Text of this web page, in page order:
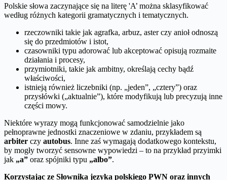
Polskie słowa zaczynające się na literę 'A’ można sklasyfikować
według różnych kategorii gramatycznych i tematycznych.
rzeczowniki takie jak agrafka, arbuz, aster czy anioł odnoszą
się do przedmiotów i istot,
czasowniki typu adorować lub akceptować opisują rozmaite
działania i procesy,
przymiotniki, takie jak ambitny, określają cechy bądź
właściwości,
istnieją również liczebniki (np. „jeden”, „cztery”) oraz
przysłówki („aktualnie”), które modyfikują lub precyzują inne
części mowy.
Niektóre wyrazy mogą funkcjonować samodzielnie jako
pełnoprawne jednostki znaczeniowe w zdaniu, przykładem są
arbiter czy autobus. Inne zaś wymagają dodatkowego kontekstu,
by mogły tworzyć sensowne wypowiedzi – to na przykład przyimki
jak „a” oraz spójniki typu „albo”.
Korzystając ze Słownika języka polskiego PWN oraz innych